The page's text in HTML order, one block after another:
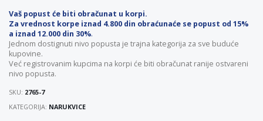
Vaš popust će biti obračunat u korpi.
Za vrednost korpe iznad 4.800 din obraćunaće se popust od 15%
a iznad 12.000 din 30%.
Jednom dostignuti nivo popusta je trajna kategorija za sve buduće
kupovine.
Već registrovanim kupcima na korpi će biti obračunat ranije ostvareni
nivo popusta.
SKU: 2765-7
KATEGORIJA: NARUKVICE